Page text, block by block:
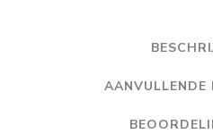
AANVULLENDE